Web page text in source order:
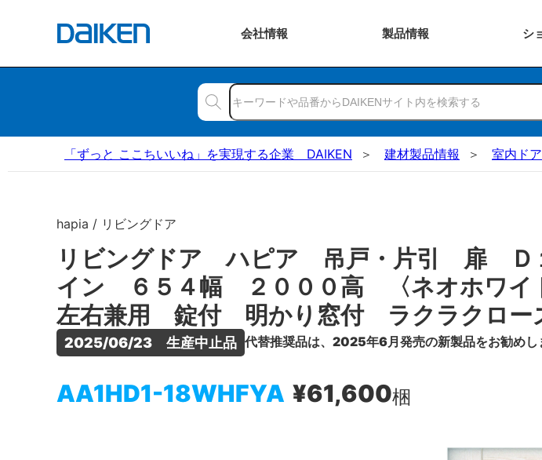
会社情報 製品情報 シ
「ずっと ここちいいね」を実現する企業 DAIKEN 建材製品情報 室内ドア
hapia / リビングドア
リビングドア ハピア 吊戸・片引 扉 Ｄ
イン ６５４幅 ２０００高 〈ネオホワ
左右兼用 錠付 明かり窓付 ラクラクロー
2025/06/23　生産中止品 代替推奨品は、2025年6月発売の新製品をお勧めし
AA1HD1-18WHFYA ¥61,600梱